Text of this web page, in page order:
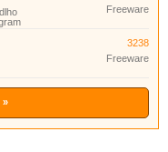
Freeware
3238
Freeware
»